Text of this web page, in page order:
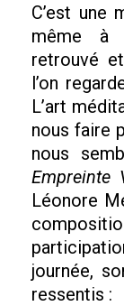
C’est une
même à
retrouvé
l’on
L’art
nous faire
nous
Empreinte
Léonore
journée,
ressentis :